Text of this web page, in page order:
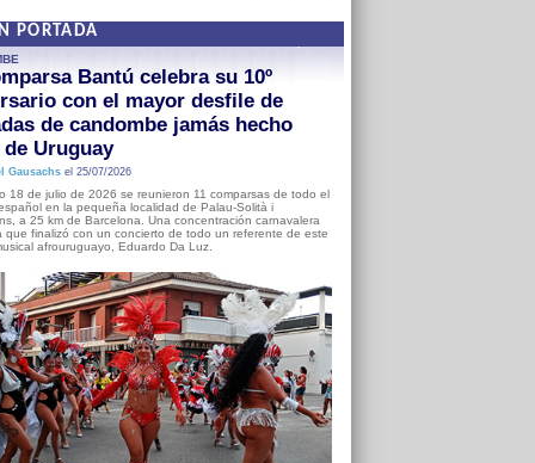
PORTADA
Bantú celebra su 10º
con el mayor desfile de
de candombe jamás hecho
Uruguay
Gausachsel 25/07/2026
18 de julio de 2026 se reunieron 11 comparsas de todo el
en la pequeña localidad de Palau-Solità i
a 25 km de Barcelona. Una concentración carnavalera
que finalizó con un concierto de todo un referente de este
afrouruguayo, Eduardo Da Luz.